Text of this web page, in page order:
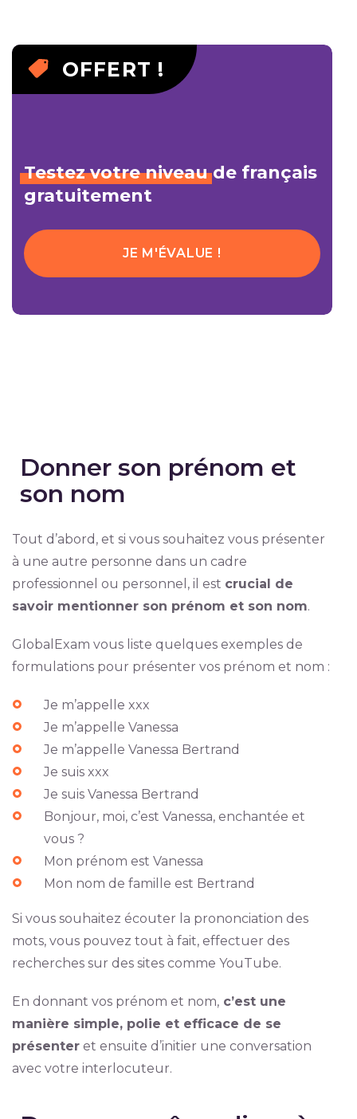
OFFERT !
Testez votre niveaude français
gratuitement
JE M'ÉVALUE !
Donner son prénom et
son nom
Tout d’abord, et si vous souhaitez vous présenter
à une autre personne dans un cadre
professionnel ou personnel, il est crucial de
savoir mentionner son prénom et son nom.
GlobalExam vous liste quelques exemples de
formulations pour présenter vos prénom et nom :
Je m’appelle xxx
Je m’appelle Vanessa
Je m’appelle Vanessa Bertrand
Je suis xxx
Je suis Vanessa Bertrand
Bonjour, moi, c’est Vanessa, enchantée et
vous ?
Mon prénom est Vanessa
Mon nom de famille est Bertrand
Si vous souhaitez écouter la prononciation des
mots, vous pouvez tout à fait, effectuer des
recherches sur des sites comme YouTube.
En donnant vos prénom et nom,c’est une
manière simple, polie et efficace de se
présenteret ensuite d’initier une conversation
avec votre interlocuteur.